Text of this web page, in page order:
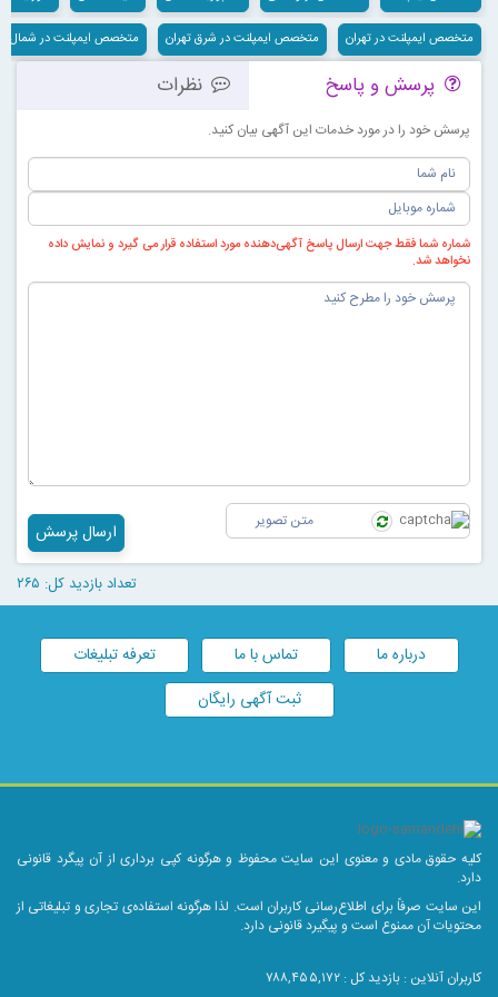
متخصص ایمپلنت در تهران متخصص ایمپلنت در شرق تهران متخصص ایمپلنت در شمال
پرسش و پاسخ نظرات
پرسش خود را در مورد خدمات این آگهی بیان کنید.
شماره شما فقط جهت ارسال پاسخ آگهی‌دهنده مورد استفاده قرار می گیرد و نمایش داده
نخواهد شد.
ارسال پرسش
تعداد بازدید کل: ۲۶۵
درباره ما تماس با ما
تعرفه تبلیغات
ثبت آگهی رایگان
کلیه حقوق مادی و معنوی این سایت محفوظ و هرگونه کپی برداری از آن پیگرد قانونی
دارد.
این سایت صرفاً برای اطلاع‌رسانی کاربران است. لذا هرگونه استفاده‌ی تجاری و تبلیغاتی از
محتویات آن ممنوع است و پیگیرد قانونی دارد.
کاربران آنلاین : بازدید کل : ۷۸۸,۴۵۵,۱۷۲